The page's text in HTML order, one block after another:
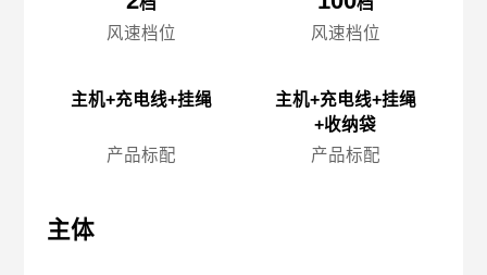
风速档位
主机+充电线+挂绳
产品标配
主体
风速档位
主机+充电线+挂绳
+收纳袋
产品标配